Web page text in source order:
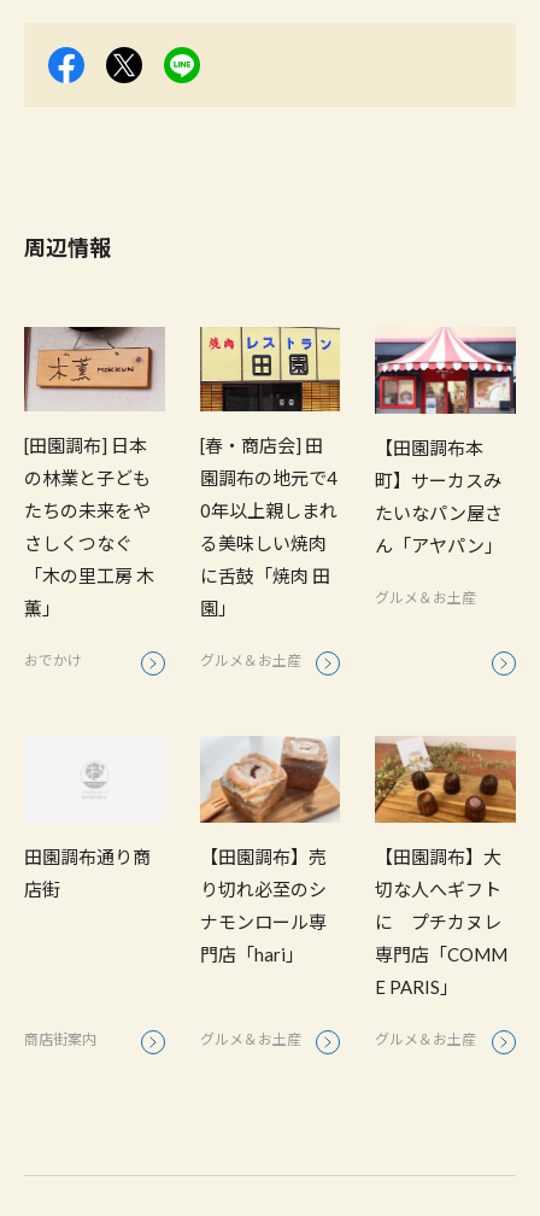
周辺情報
[田園調布] 日本
の林業と子ども
たちの未来をや
さしくつなぐ
「木の里工房 木
薫」
おでかけ
[春・商店会] 田
園調布の地元で4
0年以上親しまれ
る美味しい焼肉
に舌鼓「焼肉 田
園」
グルメ＆お土産
【田園調布本
町】サーカスみ
たいなパン屋さ
ん「アヤパン」
グルメ＆お土産
田園調布通り商
店街
商店街案内
【田園調布】売
り切れ必至のシ
ナモンロール専
門店「hari」
グルメ＆お土産
【田園調布】大
切な人へギフト
に プチカヌレ
専門店「COMM
E PARIS」
グルメ＆お土産